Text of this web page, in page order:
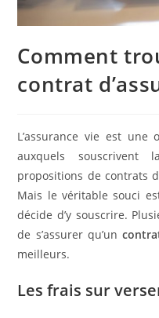
Comment
contrat
L’assurance vie est une
auxquels souscrivent
propositions de contrats
Mais le véritable souci
décide d’y souscrire.
de s’assurer qu’un
meilleurs.
Les frais sur